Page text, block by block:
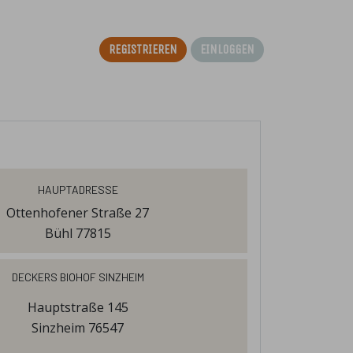
Registrieren Einloggen
Hauptadresse
Ottenhofener Straße 27
Bühl 77815
Deckers Biohof Sinzheim
Hauptstraße 145
Sinzheim 76547